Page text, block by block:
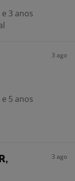
3 anos
3 ago
5 anos
3 ago